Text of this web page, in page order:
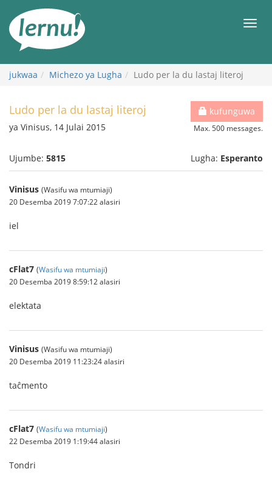
maudhui
jukwaa Michezo ya Lugha Ludo per la du lastaj literoj
kufunguwa
Max. 500 messages.
Ludo per la du lastaj literoj
ya Vinisus, 14 Julai 2015
Ujumbe: 5815 Lugha: Esperanto
Vinisus (Wasifu wa mtumiaji)
20 Desemba 2019 7:07:22 alasiri
iel
cFlat7 (Wasifu wa mtumiaji)
20 Desemba 2019 8:59:12 alasiri
elektata
Vinisus (Wasifu wa mtumiaji)
20 Desemba 2019 11:23:24 alasiri
taĉmento
cFlat7 (Wasifu wa mtumiaji)
22 Desemba 2019 1:19:44 alasiri
Tondri